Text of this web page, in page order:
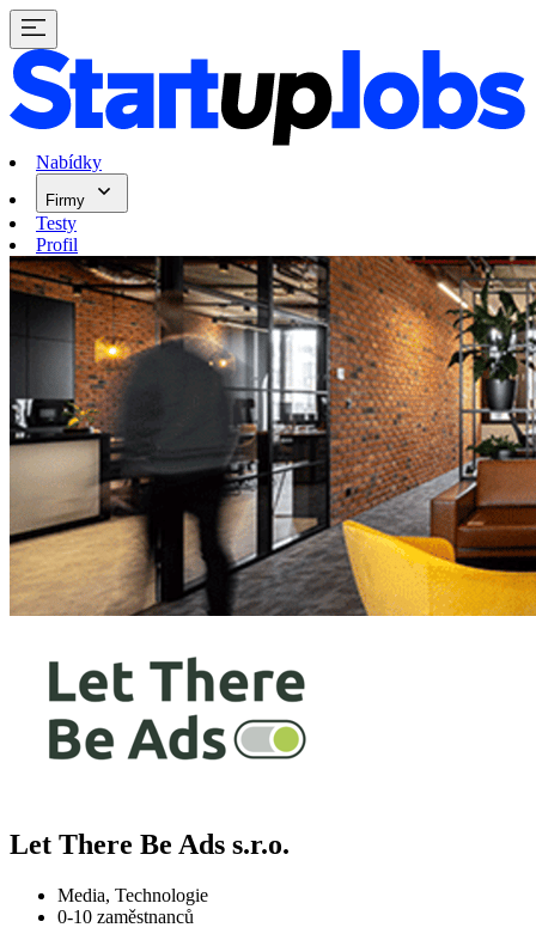
Nabídky
Firmy
Testy
Profil
Let There Be Ads s.r.o.
Media, Technologie
0-10 zaměstnanců